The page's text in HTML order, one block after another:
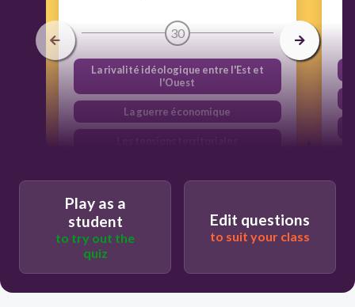
30
La rivalité idéologique entre l'Est et
l'Ouest
La guerre économique
Play as a
student
to try out the
quiz
Edit questions
to suit your class